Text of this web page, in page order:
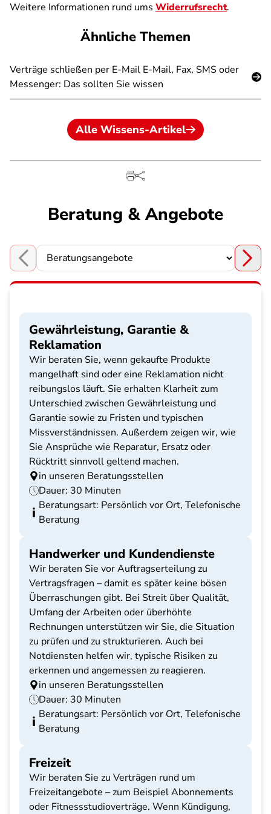
Weitere Informationen rund ums Widerrufsrecht.
Ähnliche Themen
Verträge schließen per E-Mail E-Mail, Fax, SMS oder
Messenger: Das sollten Sie wissen
Alle Wissens-Artikel
Beratung & Angebote
Choose a section
Gewährleistung, Garantie &
Reklamation
Wir beraten Sie, wenn gekaufte Produkte
mangelhaft sind oder eine Reklamation nicht
reibungslos läuft. Sie erhalten Klarheit zum
Unterschied zwischen Gewährleistung und
Garantie sowie zu Fristen und typischen
Missverständnissen. Außerdem zeigen wir, wie
Sie Ansprüche wie Reparatur, Ersatz oder
Rücktritt sinnvoll geltend machen.
in unseren Beratungsstellen
Dauer: 30 Minuten
Beratungsart: Persönlich vor Ort, Telefonische
Beratung
Handwerker und Kundendienste
Wir beraten Sie vor Auftragserteilung zu
Vertragsfragen – damit es später keine bösen
Überraschungen gibt. Bei Streit über Qualität,
Umfang der Arbeiten oder überhöhte
Rechnungen unterstützen wir Sie, die Situation
zu prüfen und zu strukturieren. Auch bei
Notdiensten helfen wir, typische Risiken zu
erkennen und angemessen zu reagieren.
in unseren Beratungsstellen
Dauer: 30 Minuten
Beratungsart: Persönlich vor Ort, Telefonische
Beratung
Freizeit
Wir beraten Sie zu Verträgen rund um
Freizeitangebote – zum Beispiel Abonnements
oder Fitnessstudioverträge. Wenn Kündigung,